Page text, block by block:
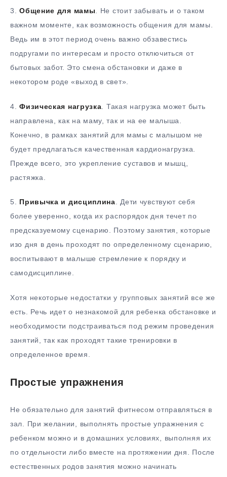
3.Общение для мамы . Не стоит забывать и о таком
важном моменте, как возможность общения для мамы.
Ведь им в этот период очень важно обзавестись
подругами по интересам и просто отключиться от
бытовых забот. Это смена обстановки и даже в
некотором роде «выход в свет».
4.Физическая нагрузка . Такая нагрузка может быть
направлена, как на маму, так и на ее малыша.
Конечно, в рамках занятий для мамы с малышом не
будет предлагаться качественная кардионагрузка.
Прежде всего, это укрепление суставов и мышц,
растяжка.
5. Привычка и дисциплина. Дети чувствуют себя
более уверенно, когда их распорядок дня течет по
предсказуемому сценарию. Поэтому занятия, которые
изо дня в день проходят по определенному сценарию,
воспитывают в малыше стремление к порядку и
самодисциплине.
Хотя некоторые недостатки у групповых занятий все же
есть. Речь идет о незнакомой для ребенка обстановке и
необходимости подстраиваться под режим проведения
занятий, так как проходят такие тренировки в
определенное время.
Простые упражнения
Не обязательно для занятий фитнесом отправляться в
зал. При желании, выполнять простые упражнения с
ребенком можно и в домашних условиях, выполняя их
по отдельности либо вместе на протяжении дня. После
естественных родов занятия можно начинать